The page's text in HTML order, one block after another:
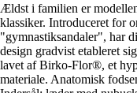
Ældst i familien er
klassiker. Introduceret for
"gymnastiksandaler", har
design gradvist etableret
lavet af Birko-Flor®, et
materiale. Anatomisk